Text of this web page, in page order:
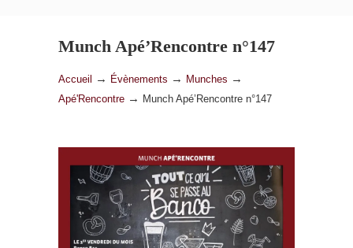
Munch Apé’Rencontre n°147
Accueil → Évènements → Munches →
Apé'Rencontre → Munch Apé’Rencontre n°147